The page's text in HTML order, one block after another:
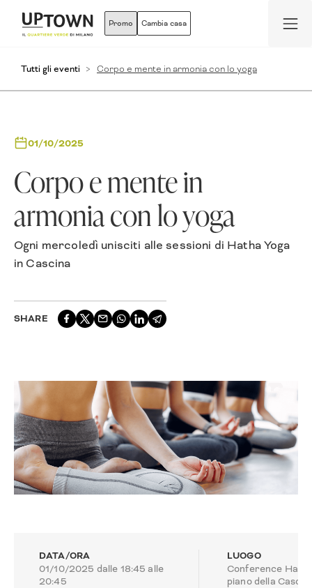
Promo Cambia casa
Tutti gli eventi Corpo e mente in armonia con lo yoga
01/10/2025
Corpo e mente in
armonia con lo yoga
Ogni mercoledì unisciti alle sessioni di Hatha Yoga
in Cascina
SHARE
DATA/ORA
01/10/2025 dalle 18:45 alle
20:45
LUOGO
Conference Hall,
piano della